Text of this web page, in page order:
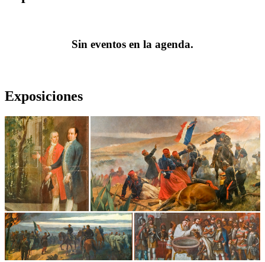
Sin eventos en la agenda.
Exposiciones